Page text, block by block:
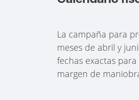
La campaña para
meses de abril y
fechas exactas
margen de